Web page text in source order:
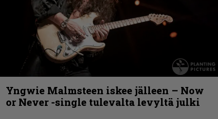
Yngwie Malmsteen iskee jälleen – Now
or Never -single tulevalta levyltä julki